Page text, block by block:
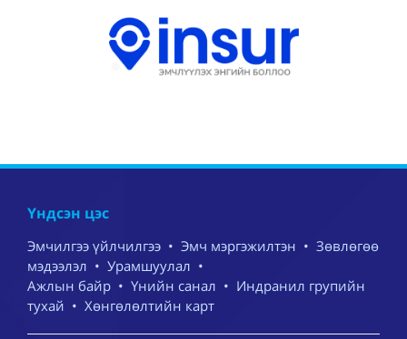
Үндсэн цэс
Эмчилгээ үйлчилгээ • Эмч мэргэжилтэн • Зөвлөгөө
мэдээлэл • Урамшуулал •
Ажлын байр • Үнийн санал • Индранил групийн
тухай • Хөнгөлөлтийн карт